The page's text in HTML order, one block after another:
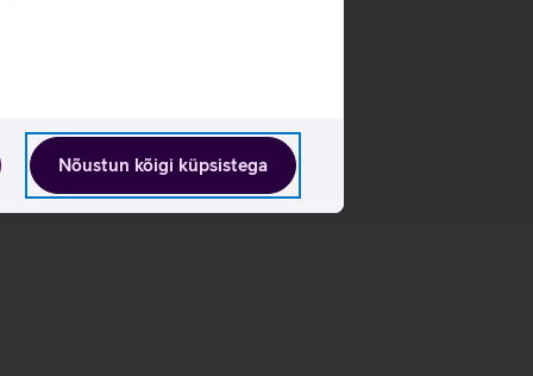
Nõustun kõigi küpsistega